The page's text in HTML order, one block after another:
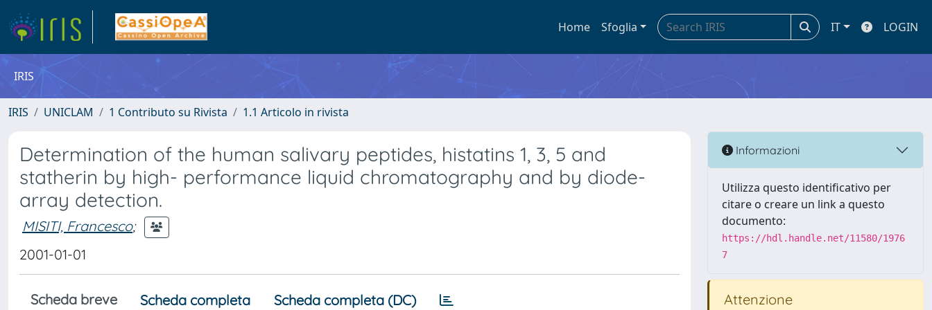
Home Sfoglia IT LOGIN
IRIS
IRIS UNICLAM 1 Contributo su Rivista 1.1 Articolo in rivista
Determination of the human salivary peptides, histatins 1, 3, 5 and
statherin by high- performance liquid chromatography and by diode-
array detection.
MISITI, Francesco;
2001-01-01
Scheda breve Scheda completa Scheda completa (DC)
Informazioni
Utilizza questo identificativo per
citare o creare un link a questo
documento:
https://hdl.handle.net/11580/1976
7
Attenzione